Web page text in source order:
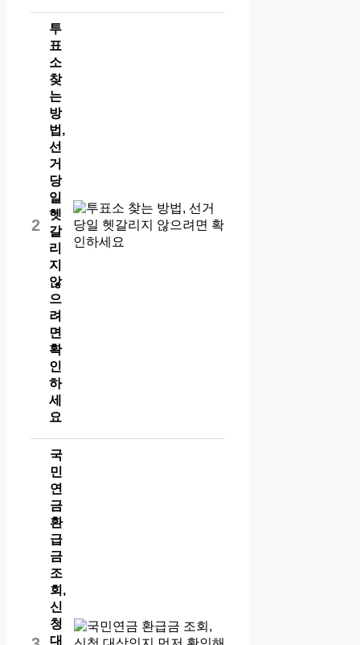
2
투
표
소
찾
는
방
법,
선
거
당
일
헷
갈
리
지
않
으
려
면
확
인
하
세
요
국
민
연
금
환
급
금
조
회,
신
청
대